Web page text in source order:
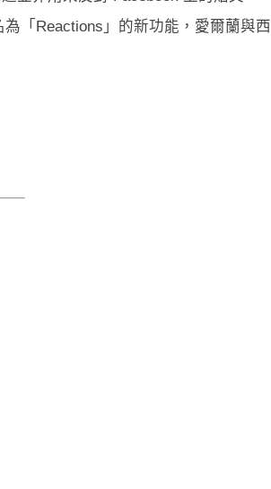
「Reactions」的新功能，愛爾蘭與西